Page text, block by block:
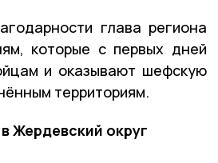
глава региона
которые с первых дней
и оказывают шефскую
территориям.
Жердевский округ